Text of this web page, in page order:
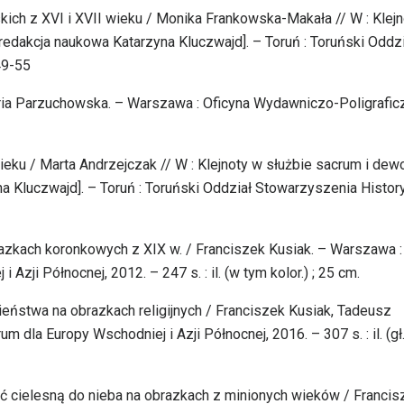
z XVI i XVII wieku / Monika Frankowska-Makała // W :
naukowa Katarzyna Kluczwajd]. – Toruń : Toruński
55
Parzuchowska. – Warszawa : Oficyna Wydawniczo-
/ Marta Andrzejczak // W : Klejnoty w służbie sacrum i
Kluczwajd]. – Toruń : Toruński Oddział Stowarzyszenia
koronkowych z XIX w. / Franciszek Kusiak. – Warszawa :
Azji Północnej, 2012. – 247 s. : il. (w tym kolor.) ; 25 cm.
na obrazkach religijnych / Franciszek Kusiak, Tadeusz
dla Europy Wschodniej i Azji Północnej, 2016. – 307 s. : il. (gł.
cielesną do nieba na obrazkach z minionych wieków /